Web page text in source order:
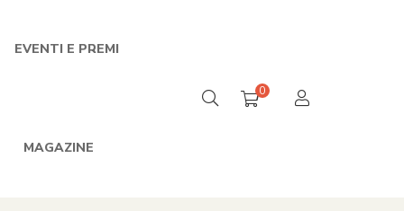
EVENTI E PREMI
MAGAZINE
0